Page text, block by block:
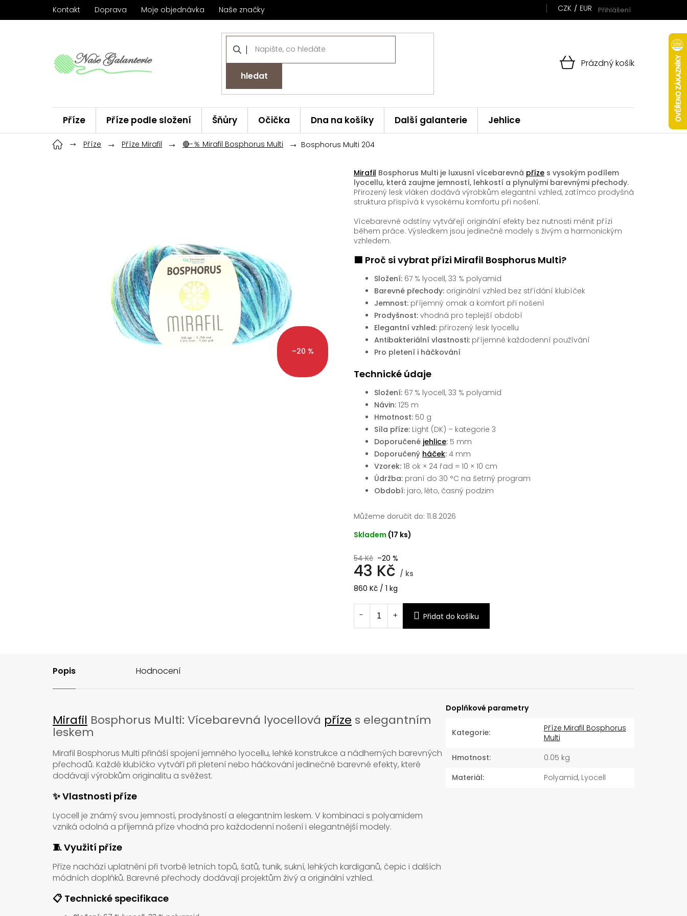
Kontakt Doprava Moje objednávka Naše značky CZK EUR Přihlášení
hledat
NÁKUPNÍ
Prázdný košík
Příze Příze podle složení Šňůry Očička Dna na košíky Další galanterie Jehlice
Háčky ChiaoGoo Značky
Příze Příze Mirafil 🔴-％ Mirafil Bosphorus Multi Bosphorus Multi 204
–20 %
54 Kč –20 %
43 Kč / ks
Měrná
860 Kč / 1 kg
Skladem (17 ks)
Můžeme doručit do: 11.8.2026
Přidat do košíku
Mirafil Bosphorus Multi je luxusní vícebarevná příze s vysokým podílem
lyocellu, která zaujme jemností, lehkostí a plynulými barevnými přechody.
Přirozený lesk vláken dodává výrobkům elegantní vzhled, zatímco prodyšná
struktura přispívá k vysokému komfortu při nošení.
Vícebarevné odstíny vytvářejí originální efekty bez nutnosti měnit přízi
během práce. Výsledkem jsou jedinečné modely s živým a harmonickým
vzhledem.
🟩 Proč si vybrat přízi Mirafil Bosphorus Multi?
Složení: 67 % lyocell, 33 % polyamid
Barevné přechody: originální vzhled bez střídání klubíček
Jemnost: příjemný omak a komfort při nošení
Prodyšnost: vhodná pro teplejší období
Elegantní vzhled: přirozený lesk lyocellu
Antibakteriální vlastnosti: příjemné každodenní používání
Pro pletení i háčkování
Technické údaje
Složení: 67 % lyocell, 33 % polyamid
Návin: 125 m
Hmotnost: 50 g
Síla příze: Light (DK) – kategorie 3
Doporučené jehlice: 5 mm
Doporučený háček: 4 mm
Vzorek: 18 ok × 24 řad = 10 × 10 cm
Údržba: praní do 30 °C na šetrný program
Období: jaro, léto, časný podzim
Popis Hodnocení
Mirafil Bosphorus Multi: Vícebarevná lyocellová příze s elegantním
leskem
Mirafil Bosphorus Multi přináší spojení jemného lyocellu, lehké konstrukce a nádherných barevných
přechodů. Každé klubíčko vytváří při pletení nebo háčkování jedinečné barevné efekty, které
dodávají výrobkům originalitu a svěžest.
✨ Vlastnosti příze
Lyocell je známý svou jemností, prodyšností a elegantním leskem. V kombinaci s polyamidem
vzniká odolná a příjemná příze vhodná pro každodenní nošení i elegantnější modely.
🧵 Využití příze
Příze nachází uplatnění při tvorbě letních topů, šatů, tunik, sukní, lehkých kardiganů, čepic i dalších
módních doplňků. Barevné přechody dodávají projektům živý a originální vzhled.
📋 Technické specifikace
Doplňkové parametry
Kategorie:
Příze Mirafil Bosphorus
Multi
Hmotnost:
0.05 kg
Materiál: Polyamid, Lyocell